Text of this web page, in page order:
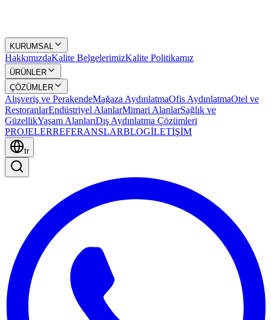
KURUMSAL
HakkımızdaKalite BelgelerimizKalite Politikamız
ÜRÜNLER
ÇÖZÜMLER
Alışveriş ve PerakendeMağaza AydınlatmaOfis AydınlatmaOtel ve
RestoranlarEndüstriyel AlanlarMimari AlanlarSağlık ve
GüzellikYaşam AlanlarıDış Aydınlatma Çözümleri
PROJELERREFERANSLARBLOGİLETİŞİM
tr